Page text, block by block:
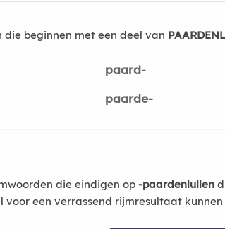
die beginnen met een deel van
paard-
paarde-
die eindigen op -paardenlullen
voor een verrassend rijmresultaat kunnen